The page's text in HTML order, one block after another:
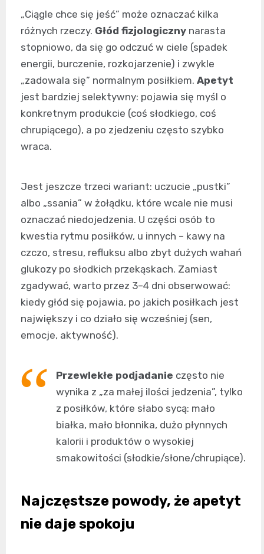
„Ciągle chce się jeść” może oznaczać kilka
różnych rzeczy. Głód fizjologiczny narasta
stopniowo, da się go odczuć w ciele (spadek
energii, burczenie, rozkojarzenie) i zwykle
„zadowala się” normalnym posiłkiem. Apetyt
jest bardziej selektywny: pojawia się myśl o
konkretnym produkcie (coś słodkiego, coś
chrupiącego), a po zjedzeniu często szybko
wraca.
Jest jeszcze trzeci wariant: uczucie „pustki”
albo „ssania” w żołądku, które wcale nie musi
oznaczać niedojedzenia. U części osób to
kwestia rytmu posiłków, u innych – kawy na
czczo, stresu, refluksu albo zbyt dużych wahań
glukozy po słodkich przekąskach. Zamiast
zgadywać, warto przez 3–4 dni obserwować:
kiedy głód się pojawia, po jakich posiłkach jest
największy i co działo się wcześniej (sen,
emocje, aktywność).
Przewlekłe podjadanie często nie
wynika z „za małej ilości jedzenia”, tylko
z posiłków, które słabo sycą: mało
białka, mało błonnika, dużo płynnych
kalorii i produktów o wysokiej
smakowitości (słodkie/słone/chrupiące).
Najczęstsze powody, że apetyt
nie daje spokoju